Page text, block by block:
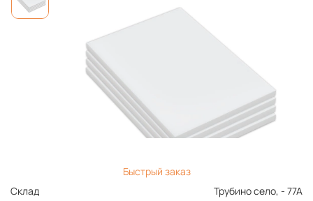
Быстрый заказ
Склад
Трубино село, - 77А